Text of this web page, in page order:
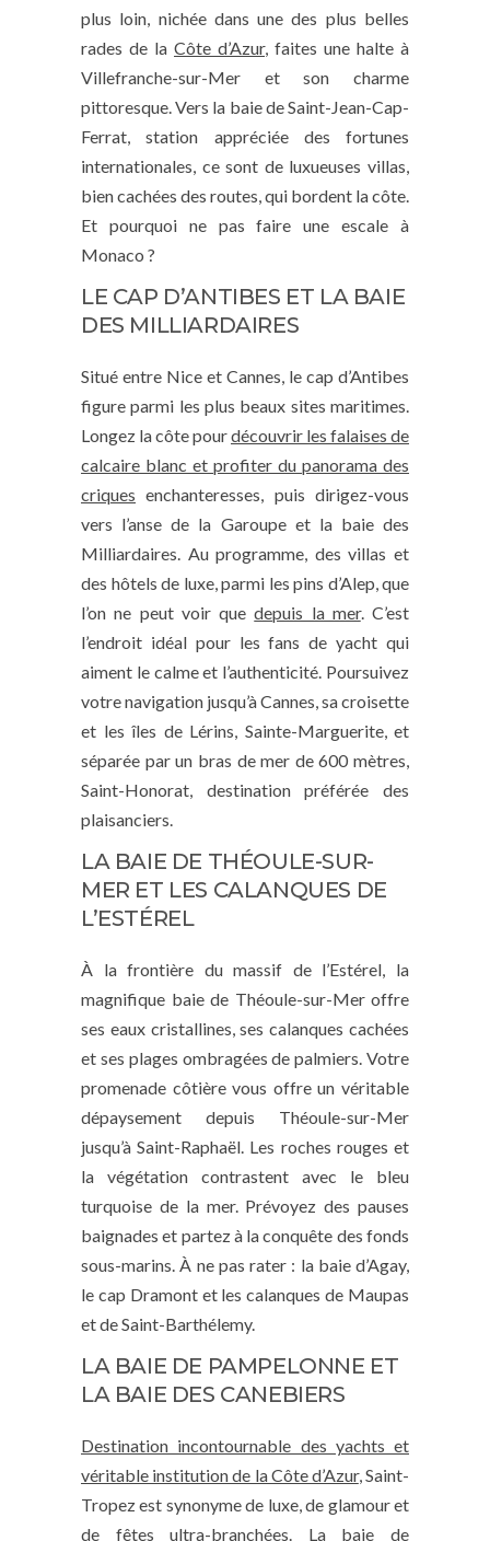
plus loin, nichée dans une des plus belles
rades de la Côte d’Azur, faites une halte à
Villefranche-sur-Mer et son charme
pittoresque. Vers la baie de Saint-Jean-Cap-
Ferrat, station appréciée des fortunes
internationales, ce sont de luxueuses villas,
bien cachées des routes, qui bordent la côte.
Et pourquoi ne pas faire une escale à
Monaco ?
LE CAP D’ANTIBES ET LA BAIE
DES MILLIARDAIRES
Situé entre Nice et Cannes, le cap d’Antibes
figure parmi les plus beaux sites maritimes.
Longez la côte pourdécouvrir les falaises de
calcaire blanc et profiter du panorama des
criques enchanteresses, puis dirigez-vous
vers l’anse de la Garoupe et la baie des
Milliardaires. Au programme, des villas et
des hôtels de luxe, parmi les pins d’Alep, que
l’on ne peut voir quedepuis la mer. C’est
l’endroit idéal pour les fans de yacht qui
aiment le calme et l’authenticité. Poursuivez
votre navigation jusqu’à Cannes, sa croisette
et les îles de Lérins, Sainte-Marguerite, et
séparée par un bras de mer de 600 mètres,
Saint-Honorat, destination préférée des
plaisanciers.
LA BAIE DE THÉOULE-SUR-
MER ET LES CALANQUES DE
L’ESTÉREL
À la frontière du massif de l’Estérel, la
magnifique baie de Théoule-sur-Mer offre
ses eaux cristallines, ses calanques cachées
et ses plages ombragées de palmiers. Votre
promenade côtière vous offre un véritable
dépaysement depuis Théoule-sur-Mer
jusqu’à Saint-Raphaël. Les roches rouges et
la végétation contrastent avec le bleu
turquoise de la mer. Prévoyez des pauses
baignades et partez à la conquête des fonds
sous-marins. À ne pas rater : la baie d’Agay,
le cap Dramont et les calanques de Maupas
et de Saint-Barthélemy.
LA BAIE DE PAMPELONNE ET
LA BAIE DES CANEBIERS
Destination incontournable des yachts et
véritable institution de la Côte d’Azur, Saint-
Tropez est synonyme de luxe, de glamour et
de fêtes ultra-branchées. La baie de